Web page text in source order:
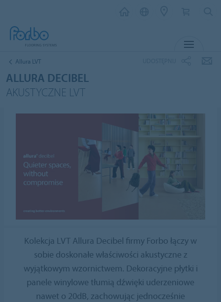
Allura LVT
ALLURA DECIBEL
AKUSTYCZNE LVT
Kolekcja LVT Allura Decibel firmy Forbo łączy w
sobie doskonałe właściwości akustyczne z
wyjątkowym wzornictwem. Dekoracyjne płytki i
panele winylowe tłumią dźwięki uderzeniowe
nawet o 20dB, zachowując jednocześnie